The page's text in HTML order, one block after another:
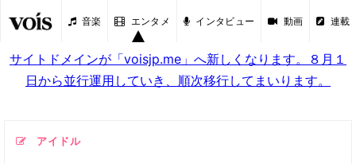
音楽 エンタメ インタビュー 動画 連載
サイトドメインが「voisjp.me」へ新しくなります。８月１
日から並行運用していき、順次移行してまいります。
アイドル